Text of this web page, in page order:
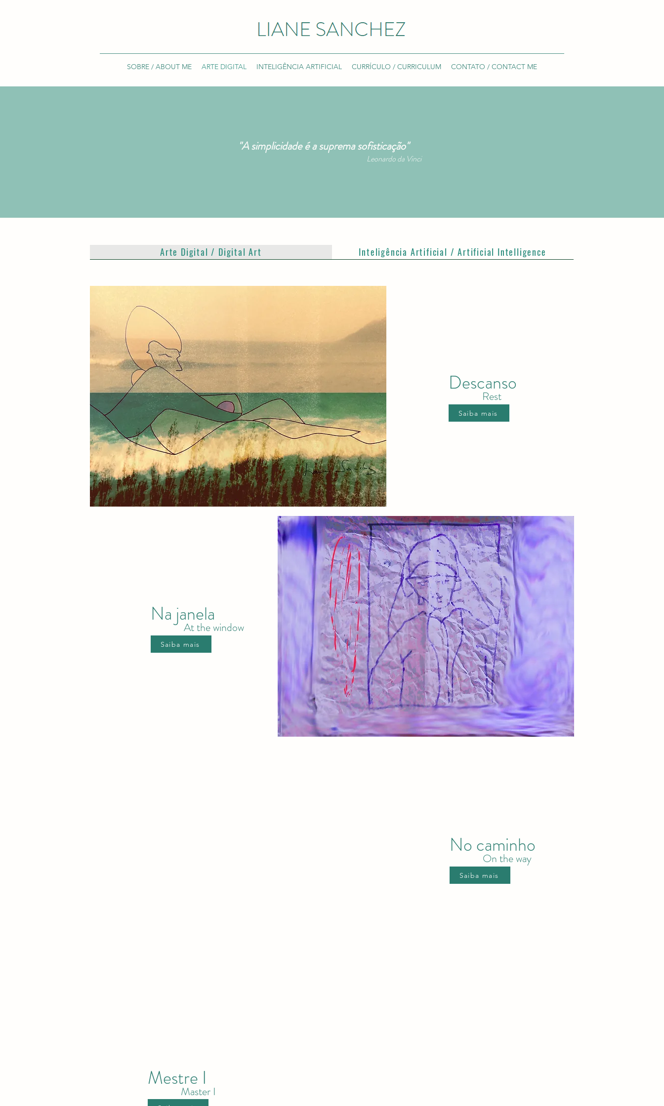
SOBRE / ABOUT ME ARTE DIGITAL INTELIGÊNCIA ARTIFICIAL CURRÍCULO / CURRICULUM CONTATO / CONTACT ME
"A simplicidade é a suprema sofisticação"
Leonardo da Vinci
Arte Digital / Digital Art Inteligência Artificial / Artificial Intelligence
Descanso
Rest
Saiba mais
Na janela
At the window
Saiba mais
No caminho
On the way
Saiba mais
Mestre I
Master I